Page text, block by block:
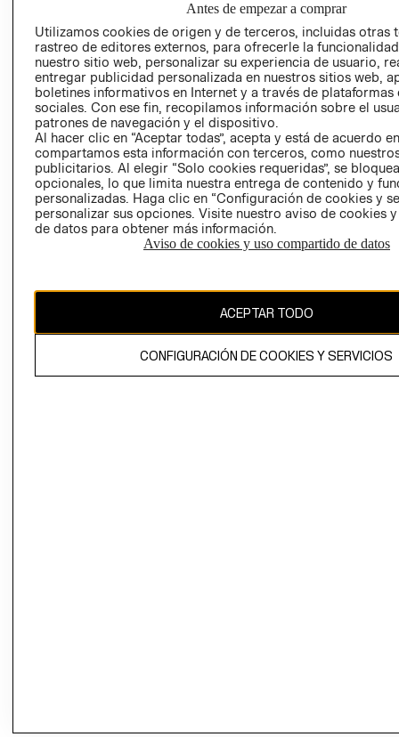
AVISO DE
PRIVACIDAD
GIFT CARD
AVISO DE
COOKIES
Chile ($)
propiedad de H&M Hennes & Mauritz AB.
Antes de empezar a comprar
Utilizamos cookies de origen y de terceros, incluidas otras
rastreo de editores externos, para ofrecerle la
nuestro sitio web, personalizar su experiencia de usuario,
entregar publicidad personalizada en nuestros sitios web,
boletines informativos en Internet y a través de plataformas
sociales. Con ese fin, recopilamos información sobre el
patrones de navegación y el dispositivo.
Al hacer clic en “Aceptar todas”, acepta y está de acuerdo
compartamos esta información con terceros, como
publicitarios. Al elegir “Solo cookies requeridas”, se
opcionales, lo que limita nuestra entrega de contenido y
personalizadas. Haga clic en “Configuración de cookies y
personalizar sus opciones. Visite nuestro aviso de cookies
de datos para obtener más información.
Aviso de cookies y uso compartido de datos
ACEPTAR TODO
CONFIGURACIÓN DE COOKIES Y SERVICIOS